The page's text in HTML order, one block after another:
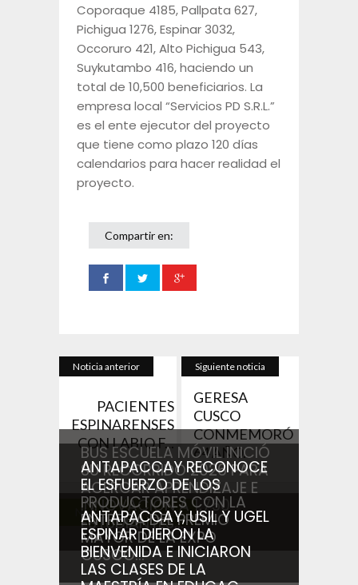
Coporaque 4185, Pallpata 627,
Pichigua 1276, Espinar 3032,
Occoruro 421, Alto Pichigua 543,
Suykutambo 416, haciendo un
total de 10,500 beneficiarios. La
empresa local “Servicios PD S.R.L.”
es el ente ejecutor del proyecto
que tiene como plazo 120 días
calendarios para hacer realidad el
proyecto.
Compartir en:
Noticia anterior
PACIENTES
ESPINARENSES
CON LABIO F...
Siguiente noticia
GERESA
CUSCO
CONMEMORÓ
64 AÑO...
Noticias relacionadas
BUS ESCUELA MÓVIL INICIÓ
SU RECORRIDO 2026 PARA
ACERCAR APRENDIZAJE E
INNOVACIÓN A 1,750
ESTUDIANTES...
ANTAPACCAY RECONOCE
EL ESFUERZO DE LOS
PRODUCTORES CON LA
ENTREGA DEL PREMIO
MAYOR DE LA EXPO
CUSCO...
ANTAPACCAY, USIL Y UGEL
ESPINAR DIERON LA
BIENVENIDA E INICIARON
LAS CLASES DE LA